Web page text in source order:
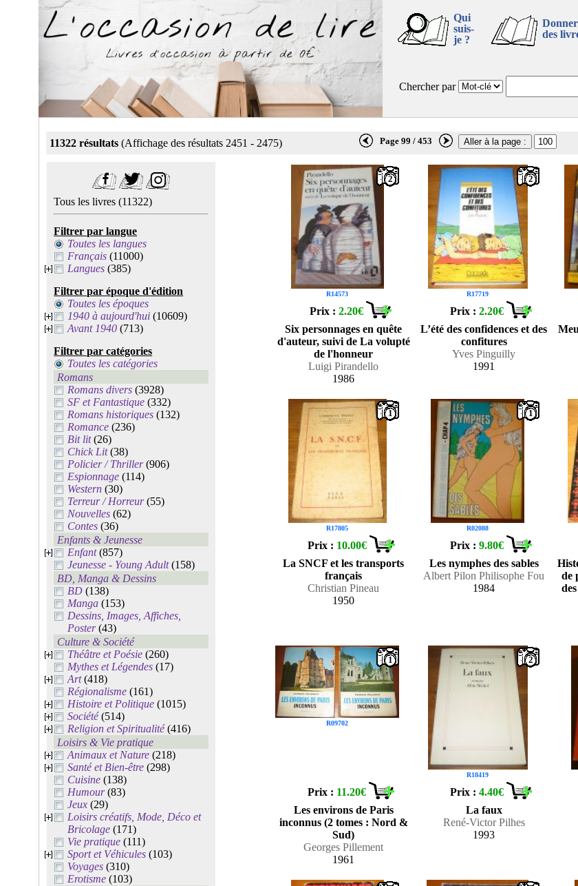
Qui
suis-
je ?
Donner
des
Chercher par
11322 résultats (Affichage des résultats 2451 - 2475) Page 99 / 453
Tous les livres(11322)
Filtrer par langue
Toutes les langues
Français (11000)
Langues (385)
Filtrer par époque d'édition
Toutes les époques
1940 à aujourd'hui (10609)
Avant 1940 (713)
Filtrer par catégories
Toutes les catégories
Romans
Romans divers (3928)
SF et Fantastique (332)
Romans historiques (132)
Romance (236)
Bit lit(26)
Chick Lit(38)
Policier / Thriller(906)
Espionnage (114)
Western (30)
Terreur / Horreur(55)
Nouvelles (62)
Contes (36)
Enfants & Jeunesse
Enfant(857)
Jeunesse - Young Adult(158)
BD, Manga & Dessins
BD (138)
Manga (153)
Dessins, Images, Affiches,
Poster(43)
Culture & Société
Théâtre et Poésie (260)
Mythes et Légendes (17)
Art(418)
Régionalisme (161)
Histoire et Politique (1015)
Société(514)
Religion et Spiritualité(416)
Loisirs & Vie pratique
Animaux et Nature (218)
Santé et Bien-être (298)
Cuisine (138)
Humour(83)
Jeux (29)
Loisirs créatifs, Mode, Déco et
Bricolage (171)
Vie pratique (111)
Sport et Véhicules (103)
Voyages (310)
Erotisme (103)
R14573
2
Prix :2.20€
Six personnages en quête
d'auteur, suivi de La volupté
de l'honneur
Luigi Pirandello
1986
R17719
2
Prix :2.20€
L’été des confidences et des
confitures
Yves Pinguilly
1991
R17805
1
Prix : 10.00€
La SNCF et les transports
français
Christian Pineau
1950
R02088
1
Prix :9.80€
Les nymphes des sables
Albert Pilon Philisophe Fou
1984
de
R09702
1
Prix : 11.20€
Les environs de Paris
inconnus (2 tomes : Nord &
Sud)
Georges Pillement
1961
R18419
2
Prix :4.40€
La faux
René-Victor Pilhes
1993